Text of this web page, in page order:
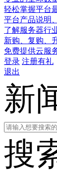
轻松掌握平台
平台产品说明
了解服务器行
新购、复购、
免费提供云服
登录 注册有礼
退出
新
搜